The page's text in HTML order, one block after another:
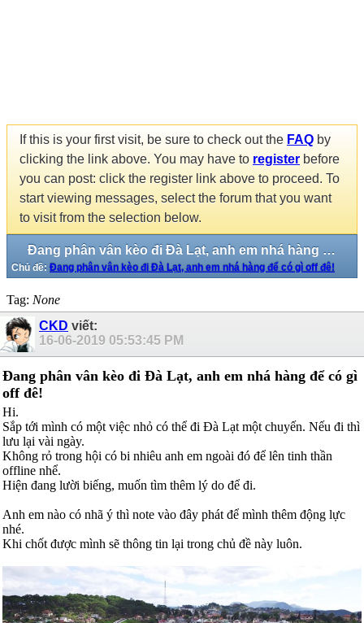
If this is your first visit, be sure to check out the FAQ by
clicking the link above. You may have to register before
you can post: click the register link above to proceed. To
start viewing messages, select the forum that you want
to visit from the selection below.
Đang phân vân kèo đi Đà Lạt, anh em nhá hàng để có gì off đê!
Chủ đề: Đang phân vân kèo đi Đà Lạt, anh em nhá hàng để có gì off đê!
Tag: None
CKD viết:
16-06-2019 05:53:45 PM
Đang phân vân kèo đi Đà Lạt, anh em nhá hàng để có gì
off đê!
Hi.
Sắp tới mình có một việc nhỏ có thể đi Đà Lạt một chuyến. Nếu đi thì
lưu lại vài ngày.
Không rỏ trong hội có bi nhiêu anh em ngoài đó để lên tinh thần
offline nhể.
Hiện đang lười biếng, muốn tìm thêm lý do để đi.
Anh em nào có nhã ý thì note vào đây phát để mình thêm động lực
nhé.
Khi chốt được mình sẽ thông tin lại trong chủ đề này luôn.